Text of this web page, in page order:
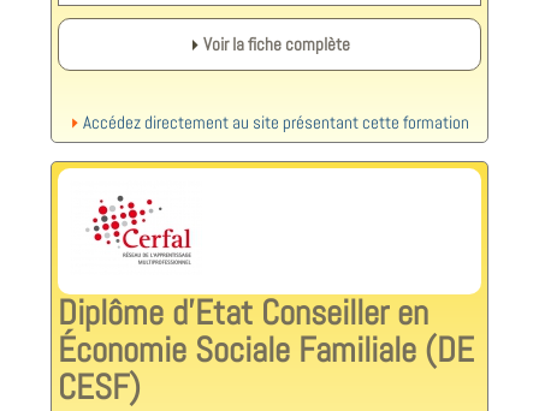
Voir la fiche complète
Accédez directement au site présentant cette formation
Diplôme d’Etat Conseiller en
Économie Sociale Familiale (DE
CESF)